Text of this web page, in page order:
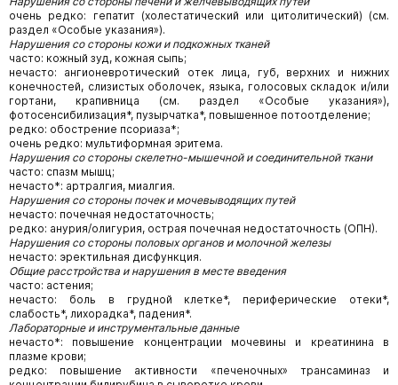
очень редко: гепатит (холестатический или цитолитический) (см.
раздел «Особые указания»).
Нарушения со стороны кожи и подкожных тканей
часто: кожный зуд, кожная сыпь;
нечасто: ангионевротический отек лица, губ, верхних и нижних
конечностей, слизистых оболочек, языка, голосовых складок и/или
гортани, крапивница (см. раздел «Особые указания»),
фотосенсибилизация*, пузырчатка*, повышенное потоотделение;
редко: обострение псориаза*;
очень редко: мультиформная эритема.
Нарушения со стороны скелетно-мышечной и соединительной ткани
часто: спазм мышц;
нечасто*: артралгия, миалгия.
Нарушения со стороны почек и мочевыводящих путей
нечасто: почечная недостаточность;
редко: анурия/олигурия, острая почечная недостаточность (ОПН).
Нарушения со стороны половых органов и молочной железы
нечасто: эректильная дисфункция.
Общие расстройства и нарушения в месте введения
часто: астения;
нечасто: боль в грудной клетке*, периферические отеки*,
слабость*, лихорадка*, падения*.
Лабораторные и инструментальные данные
нечасто*: повышение концентрации мочевины и креатинина в
плазме крови;
редко: повышение активности «печеночных» трансаминаз и